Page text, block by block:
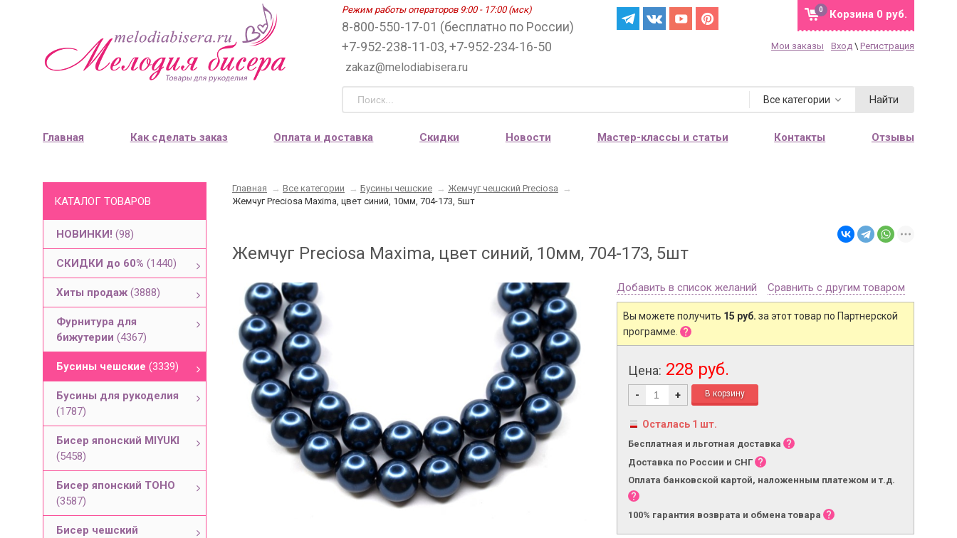
Режим работы операторов 9:00 - 17:00 (мск)
8-800-550-17-01 (бесплатно по России)
+7-952-238-11-03, +7-952-234-16-50
zakaz@melodiabisera.ru
Корзина 0 руб.
0
Мои заказы Вход \ Регистрация
Все категории Найти
Главная Как сделать заказ Оплата и доставка Скидки Новости Мастер-классы и статьи Контакты Отзывы
КАТАЛОГ ТОВАРОВ
НОВИНКИ! (98)
СКИДКИ до 60% (1440)
Хиты продаж (3888)
Фурнитура для
бижутерии (4367)
Бусины чешские (3339)
Бусины для рукоделия
(1787)
Бисер японский MIYUKI
(5458)
Бисер японский TOHO
(3587)
Бисер чешский
Главная → Все категории → Бусины чешские → Жемчуг чешский Preciosa
→
Жемчуг Preciosa Maxima, цвет синий, 10мм, 704-173, 5шт
Жемчуг Preciosa Maxima, цвет синий, 10мм, 704-173, 5шт
Добавить в список желаний Сравнить с другим товаром
Вы можете получить 15 руб. за этот товар по Партнерской
программе.
Цена: 228 руб.
- +
Осталась 1 шт.
Бесплатная и льготная доставка
Доставка по России и СНГ
Оплата банковской картой, наложенным платежом и т.д.
100% гарантия возврата и обмена товара